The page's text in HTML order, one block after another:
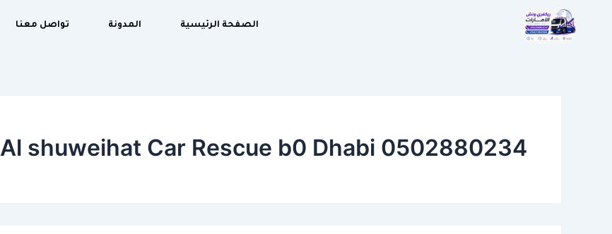
الصفحة الرئيسية المدونة تواصل معنا
Al shuweihat Car Rescue b0 Dhabi 0502880234
عن: